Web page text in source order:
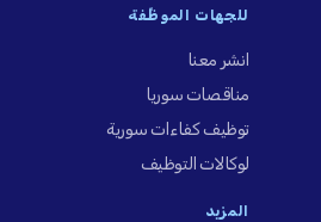
للجهات الموظِّفة
انشر معنا
مناقصات سوريا
توظيف كفاءات سورية
لوكالات التوظيف
المزيد